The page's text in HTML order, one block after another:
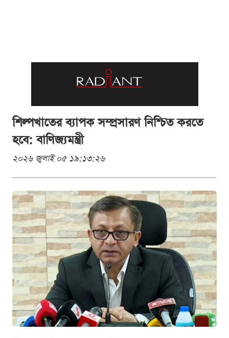
শিল্পখাতের ব্যাপক সম্প্রসারণ নিশ্চিত করতে
হবে: বাণিজ্যমন্ত্রী
২০২৬ জুলাই ০৫ ১৯:১৩:২৬